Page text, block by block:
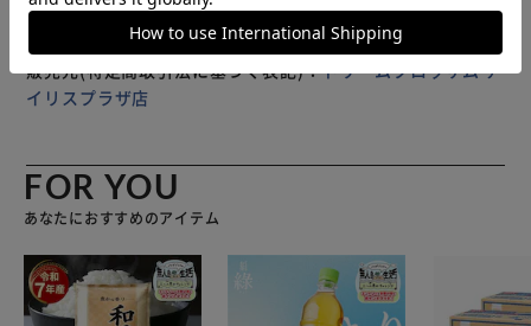
す。 カテゴリ自由に決めて遊ぶこともできるゲームを楽し
みましょう。 同じイラストや同じ数のカードでペアで作る
マッチングゲームです。 1つのカテゴリを選択し20枚のカー
ドを全て裏向きで並べます。 カードを2枚選び同じペアなら
す。 カードが全てなくなったらゲーム終了。 マッチングカ
ードゲームは、ひとりでも複数のプレイヤーでも遊ぶことが
できます。 マッチングゲームの他に、数を小さい順や大き
い順に並べて遊ぶことや数の大小を比較したり、色合わせを
したり、キャラクターごとに並べて楽しむこともできます。
数を使って足し算や引き算の勉強にも使用することもできま
販売元(特定商取引法に基づく表記)：ドリームブロッサム ア
イリスプラザ店
FOR YOU
あなたにおすすめのアイテム